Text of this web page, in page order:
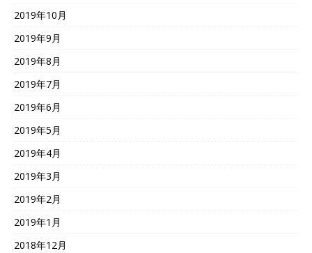
2019年10月
2019年9月
2019年8月
2019年7月
2019年6月
2019年5月
2019年4月
2019年3月
2019年2月
2019年1月
2018年12月